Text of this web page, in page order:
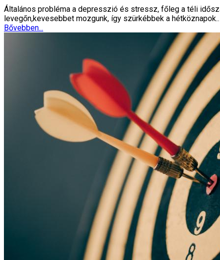
Általános probléma a depresszió és stressz, főleg a téli
levegőn,kevesebbet mozgunk, így szürkébbek a
Bővebben...